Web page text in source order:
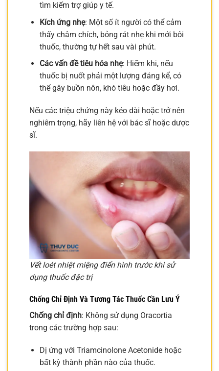
tìm kiếm trợ giúp y tế.
Kích ứng nhẹ: Một số ít người có thể cảm
thấy châm chích, bỏng rát nhẹ khi mới bôi
thuốc, thường tự hết sau vài phút.
Các vấn đề tiêu hóa nhẹ: Hiếm khi, nếu
thuốc bị nuốt phải một lượng đáng kể, có
thể gây buồn nôn, khó tiêu hoặc đầy hơi.
Nếu các triệu chứng này kéo dài hoặc trở nên
nghiêm trọng, hãy liên hệ với bác sĩ hoặc dược
sĩ.
Vết loét nhiệt miệng điển hình trước khi sử
dụng thuốc đặc trị
Chống Chỉ Định Và Tương Tác Thuốc Cần Lưu Ý
Chống chỉ định: Không sử dụng Oracortia
trong các trường hợp sau:
Dị ứng với Triamcinolone Acetonide hoặc
bất kỳ thành phần nào của thuốc.